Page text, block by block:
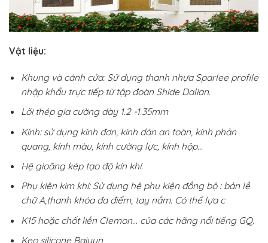
Vật liệu:
Khung và cánh cửa: Sử dụng thanh nhựa Sparlee profile
nhập khẩu trực tiếp từ tập đoàn Shide Dalian.
Lõi thép gia cường dày 1.2 -1.35mm
Kính: sử dụng kính đơn, kính dán an toàn, kính phản
quang, kính màu, kính cường lực, kính hộp…
Hệ gioăng kép tạo độ kín khí.
Phụ kiện kim khí: Sử dụng hệ phụ kiện đồng bộ : bản lề
chữ A,thanh khóa đa điểm, tay nắm. Có thể lựa c
K15 hoặc chốt liền Clemon… của các hãng nổi tiếng GQ.
Keo silicone Baiyun